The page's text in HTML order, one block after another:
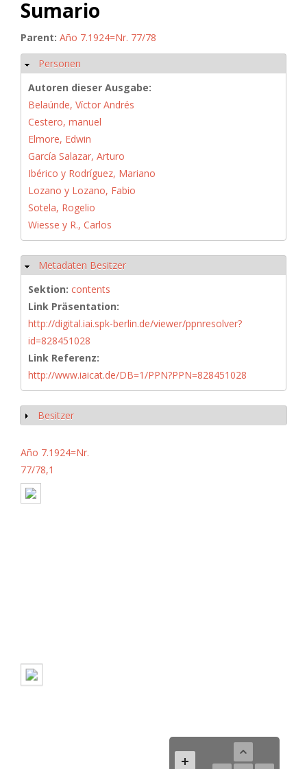
Sumario
Parent: Año 7.1924=Nr. 77/78
Hide
Personen
Autoren dieser Ausgabe:
Belaúnde, Víctor Andrés
Cestero, manuel
Elmore, Edwin
García Salazar, Arturo
Ibérico y Rodríguez, Mariano
Lozano y Lozano, Fabio
Sotela, Rogelio
Wiesse y R., Carlos
Hide
Metadaten Besitzer
Sektion: contents
Link Präsentation:
http://digital.iai.spk-berlin.de/viewer/ppnresolver?
id=828451028
Link Referenz:
http://www.iaicat.de/DB=1/PPN?PPN=828451028
Show
Besitzer
Año 7.1924=Nr.
77/78,1